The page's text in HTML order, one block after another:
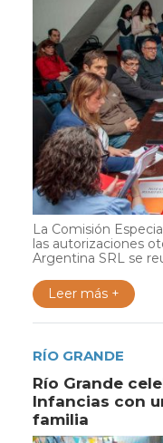
La Comisión
las autorizaciones
Argentina SRL se
Leer más +
RÍO GRANDE
Río Grande
Infancias con
familia